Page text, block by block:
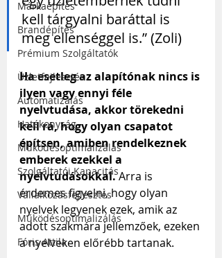
Márkaépítés
Brandépítés
Prémium Szolgáltatók
Üzletfejlesztés
Automatizálás
Hatékonyság
Működésoptimalizálás
Szolgáltatói Kapacitás
Vállalkozásfejlesztés
Működésoptimalizálás
Fóris Attila
kell tárgyalni baráttal is
meg ellenséggel is.” (Zoli)
Ha esetleg az alapítónak nincs is
ilyen vagy ennyi féle
nyelvtudása, akkor törekedni
kell rá, hogy olyan csapatot
építsen, amiben rendelkeznek
emberek ezekkel a
nyelvtudásokkal. Arra is
érdemes figyelni, hogy olyan
nyelvek legyenek ezek, amik az
adott szakmára jellemzőek, ezeken
a nyelveken előrébb tartanak.